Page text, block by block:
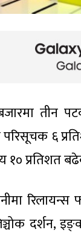
तीन
६
१० प्रतिशत
रिलायन्स
दर्शन,